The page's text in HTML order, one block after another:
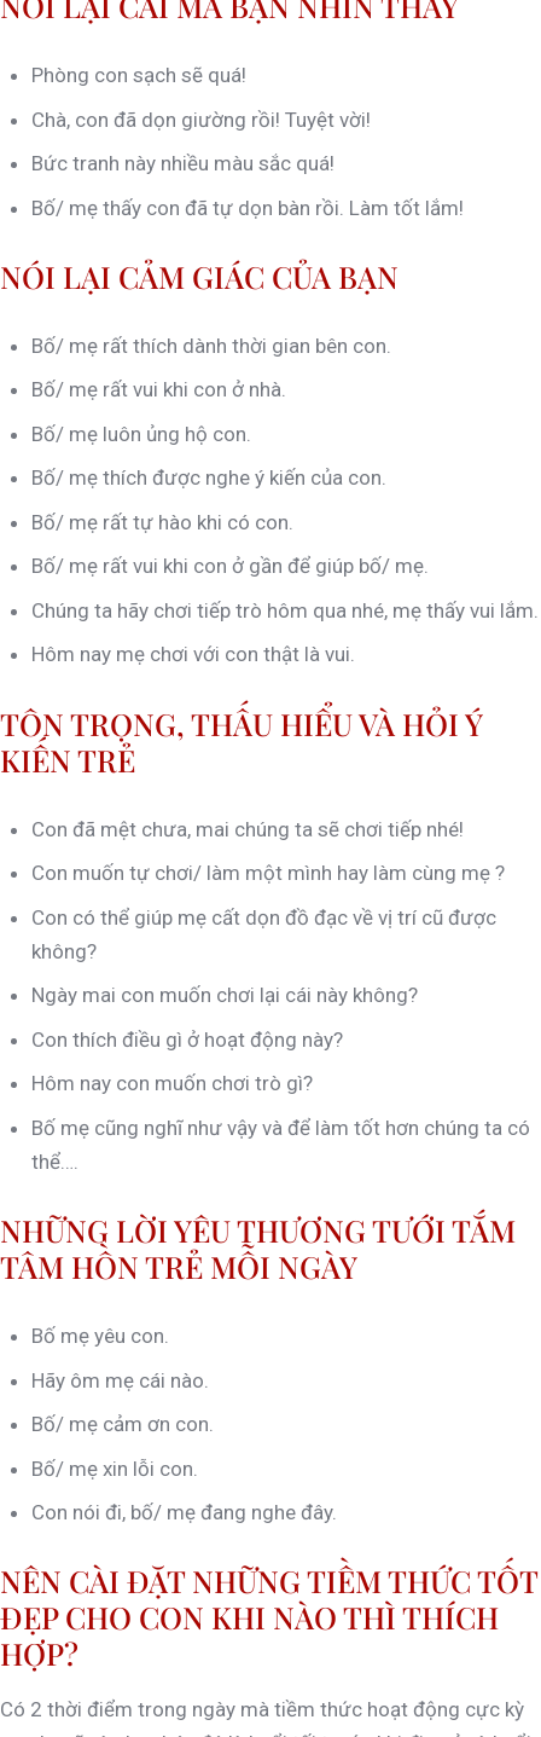
Phòng con sạch sẽ quá!
Chà, con đã dọn giường rồi! Tuyệt vời!
Bức tranh này nhiều màu sắc quá!
Bố/ mẹ thấy con đã tự dọn bàn rồi. Làm tốt lắm!
NÓI LẠI CẢM GIÁC CỦA BẠN
Bố/ mẹ rất thích dành thời gian bên con.
Bố/ mẹ rất vui khi con ở nhà.
Bố/ mẹ luôn ủng hộ con.
Bố/ mẹ thích được nghe ý kiến của con.
Bố/ mẹ rất tự hào khi có con.
Bố/ mẹ rất vui khi con ở gần để giúp bố/ mẹ.
Chúng ta hãy chơi tiếp trò hôm qua nhé, mẹ thấy vui lắm.
Hôm nay mẹ chơi với con thật là vui.
TÔN TRỌNG, THẤU HIỂU VÀ HỎI Ý
KIẾN TRẺ
Con đã mệt chưa, mai chúng ta sẽ chơi tiếp nhé!
Con muốn tự chơi/ làm một mình hay làm cùng mẹ ?
Con có thể giúp mẹ cất dọn đồ đạc về vị trí cũ được
không?
Ngày mai con muốn chơi lại cái này không?
Con thích điều gì ở hoạt động này?
Hôm nay con muốn chơi trò gì?
Bố mẹ cũng nghĩ như vậy và để làm tốt hơn chúng ta có
thể….
NHỮNG LỜI YÊU THƯƠNG TƯỚI TẮM
TÂM HỒN TRẺ MỖI NGÀY
Bố mẹ yêu con.
Hãy ôm mẹ cái nào.
Bố/ mẹ cảm ơn con.
Bố/ mẹ xin lỗi con.
Con nói đi, bố/ mẹ đang nghe đây.
NÊN CÀI ĐẶT NHỮNG TIỀM THỨC TỐT
ĐẸP CHO CON KHI NÀO THÌ THÍCH
HỢP?
Có 2 thời điểm trong ngày mà tiềm thức hoạt động cực kỳ